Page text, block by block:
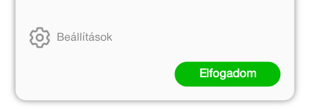
Beállítások
Elfogadom